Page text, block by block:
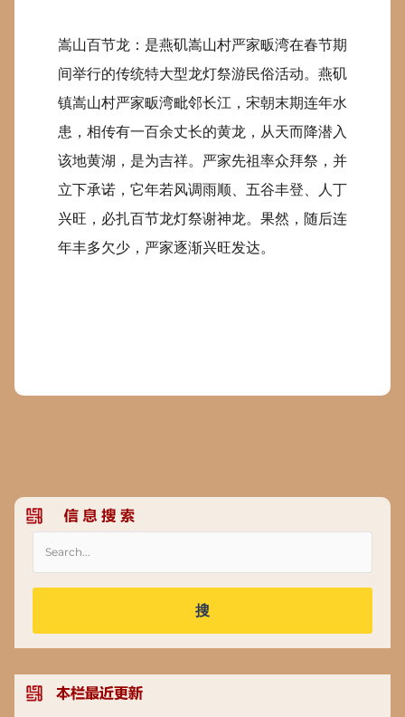
嵩山百节龙：是燕矶嵩山村严家畈湾在春节期
间举行的传统特大型龙灯祭游民俗活动。燕矶
镇嵩山村严家畈湾毗邻长江，宋朝末期连年水
患，相传有一百余丈长的黄龙，从天而降潜入
该地黄湖，是为吉祥。严家先祖率众拜祭，并
立下承诺，它年若风调雨顺、五谷丰登、人丁
兴旺，必扎百节龙灯祭谢神龙。果然，随后连
年丰多欠少，严家逐渐兴旺发达。
搜